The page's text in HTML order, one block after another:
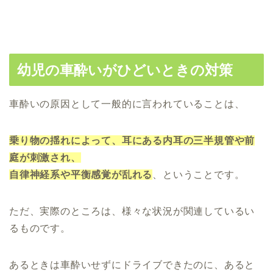
幼児の車酔いがひどいときの対策
車酔いの原因として一般的に言われていることは、
乗り物の揺れによって、耳にある内耳の三半規管や前
庭が刺激され、
自律神経系や平衡感覚が乱れる
、ということです。
ただ、実際のところは、様々な状況が関連しているい
るものです。
あるときは車酔いせずにドライブできたのに、あると